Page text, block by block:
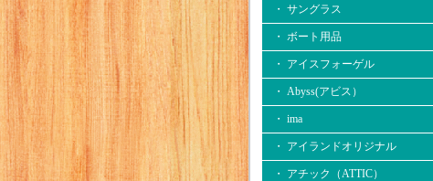
・ サングラス
・ ボート用品
・ アイスフォーゲル
・ Abyss(アビス）
・ ima
・ アイランドオリジナル
・ アチック（ATTIC）